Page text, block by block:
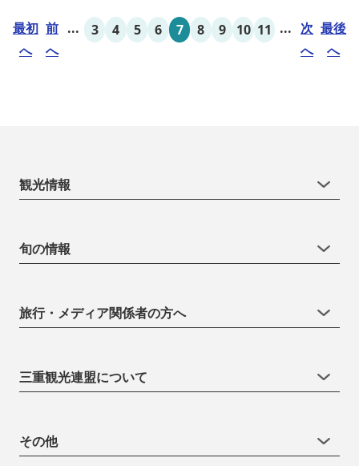
最初
へ
前
へ
... 3 4 5 6 7 8 9 10 11 ... 次
へ
最後
へ
観光情報
旬の情報
旅行・メディア関係者の方へ
三重観光連盟について
その他